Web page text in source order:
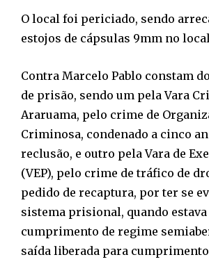
O local foi periciado, sendo
estojos de cápsulas 9mm no
Contra Marcelo Pablo constam
de prisão, sendo um pela Vara
Araruama, pelo crime de
Criminosa, condenado a cinco
reclusão, e outro pela Vara de
(VEP), pelo crime de tráfico de
pedido de recaptura, por ter se
sistema prisional, quando estava
cumprimento de regime
saída liberada para